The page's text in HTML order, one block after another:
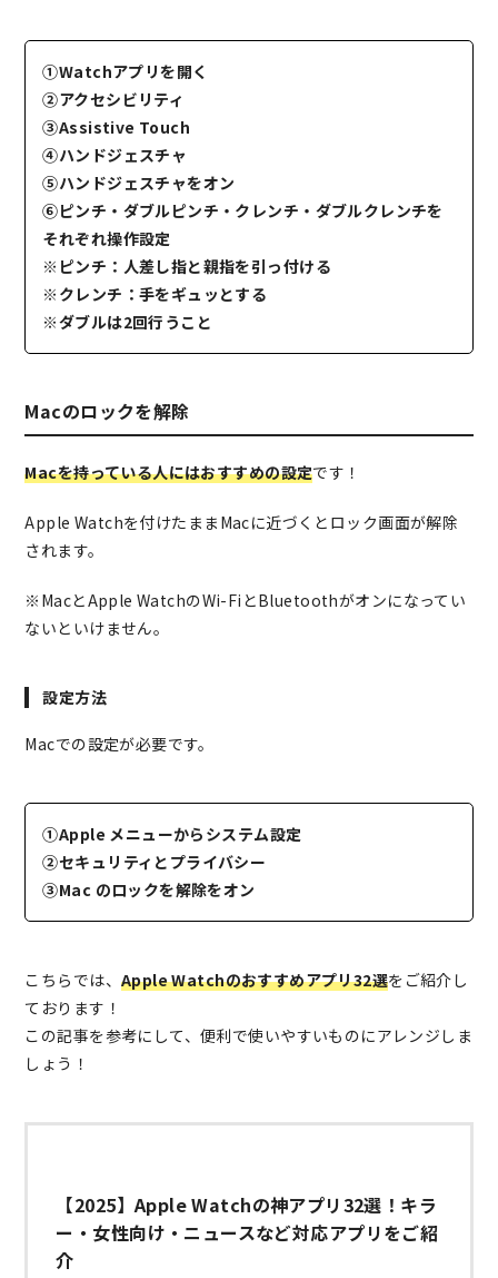
①Watchアプリを開く
②アクセシビリティ
③Assistive Touch
④ハンドジェスチャ
⑤ハンドジェスチャをオン
⑥ピンチ・ダブルピンチ・クレンチ・ダブルクレンチを
それぞれ操作設定
※ピンチ：人差し指と親指を引っ付ける
※クレンチ：手をギュッとする
※ダブルは2回行うこと
Macのロックを解除
Macを持っている人にはおすすめの設定です！
Apple Watchを付けたままMacに近づくとロック画面が解除
されます。
※MacとApple WatchのWi-FiとBluetoothがオンになってい
ないといけません。
設定方法
Macでの設定が必要です。
①Apple メニューからシステム設定
②セキュリティとプライバシー
③Mac のロックを解除をオン
こちらでは、 Apple Watchのおすすめアプリ32選をご紹介し
ております！
この記事を参考にして、便利で使いやすいものにアレンジしま
しょう！
【2025】Apple Watchの神アプリ32選！キラ
ー・女性向け・ニュースなど対応アプリをご紹
介